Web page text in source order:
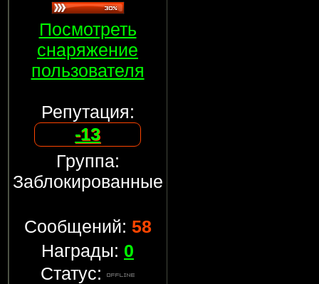
Посмотреть
снаряжение
пользователя
Репутация:
-13
Группа:
Заблокированные
Сообщений: 58
Награды: 0
Статус: